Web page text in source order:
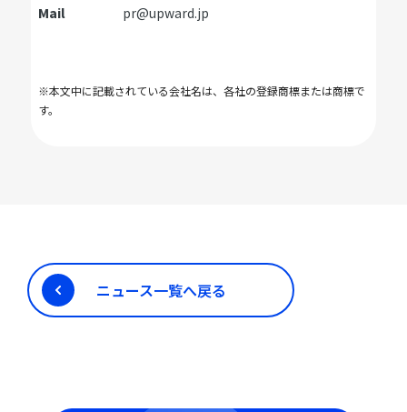
Mail
pr@upward.jp
※本文中に記載されている会社名は、各社の登録商標または商標で
す。
ニュース一覧へ戻る